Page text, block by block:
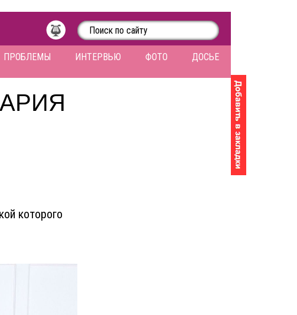
ПРОБЛЕМЫ ИНТЕРВЬЮ ФОТО ДОСЬЕ
которого